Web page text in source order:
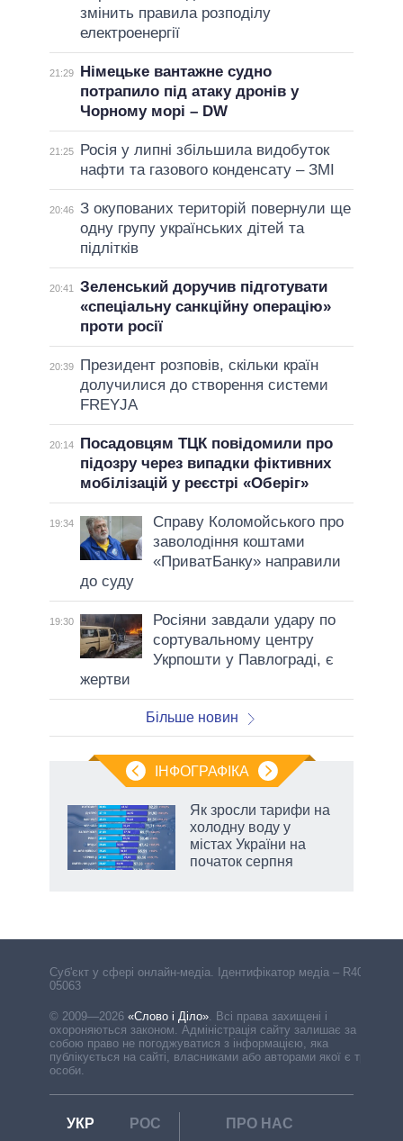
змінить правила розподілу
електроенергії
21:29
Німецьке вантажне судно
потрапило під атаку дронів у
Чорному морі – DW
21:25
Росія у липні збільшила видобуток
нафти та газового конденсату – ЗМІ
20:46 З окупованих територій повернули ще
одну групу українських дітей та
підлітків
20:41
Зеленський доручив підготувати
«спеціальну санкційну операцію»
проти росії
20:39
Президент розповів, скільки країн
долучилися до створення системи
FREYJA
20:14
Посадовцям ТЦК повідомили про
підозру через випадки фіктивних
мобілізацій у реєстрі «Оберіг»
19:34
Справу Коломойського про
заволодіння коштами
«ПриватБанку» направили
до суду
19:30
Росіяни завдали удару по
сортувальному центру
Укрпошти у Павлограді, є
жертви
Більше новин
ІНФОГРАФІКА
Як зросли тарифи на
холодну воду у
містах України на
початок серпня
Cуб'єкт у сфері онлайн-медіа. Ідентифікатор медіа – R40-
05063
© 2009—2026 «Слово і Діло»
Всі права захищені і
охороняються законом. Адміністрація сайту залишає за
собою право не погоджуватися з інформацією, яка
публікується на сайті, власниками або авторами якої є треті
особи.
УКР РОС
ПРО НАС